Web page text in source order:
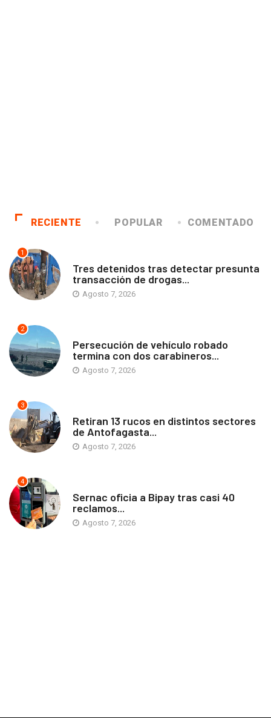
RECIENTE POPULAR COMENTADO
1
Tres detenidos tras detectar presunta
transacción de drogas...
Agosto 7, 2026
2
Persecución de vehículo robado
termina con dos carabineros...
Agosto 7, 2026
3
Retiran 13 rucos en distintos sectores
de Antofagasta...
Agosto 7, 2026
4
Sernac oficia a Bipay tras casi 40
reclamos...
Agosto 7, 2026